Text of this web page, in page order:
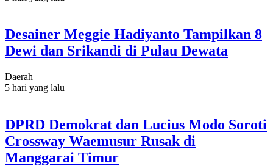
Desainer Meggie Hadiyanto Tampilkan 8
Dewi dan Srikandi di Pulau Dewata
Daerah
5 hari yang lalu
DPRD Demokrat dan Lucius Modo Soroti
Crossway Waemusur Rusak di
Manggarai Timur